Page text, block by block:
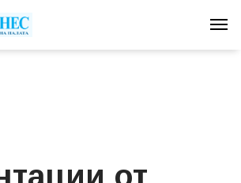
от